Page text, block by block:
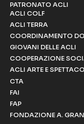
PATRONATO ACLI
ACLI COLF
ACLI TERRA
COORDINAMENTO
GIOVANI DELLE ACLI
COOPERAZIONE
ACLI ARTE E
CTA
FAI
FAP
FONDAZIONE A.